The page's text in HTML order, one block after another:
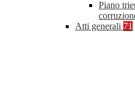
Piano
Atti generali 71